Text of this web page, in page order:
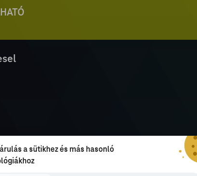
a sütikhez és más hasonló